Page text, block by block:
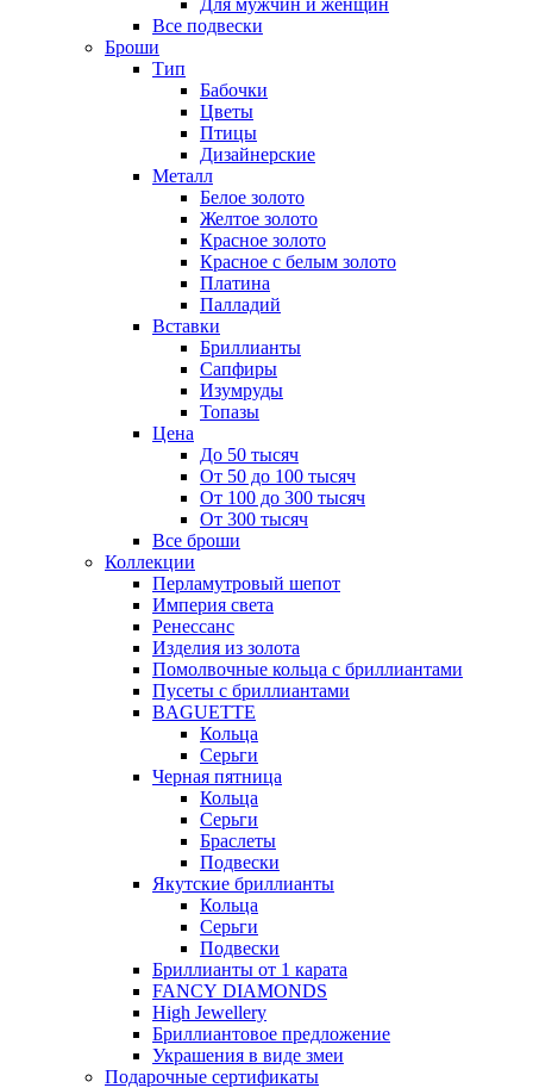
Для мужчин и женщин
Все подвески
Броши
Тип
Бабочки
Цветы
Птицы
Дизайнерские
Металл
Белое золото
Желтое золото
Красное золото
Красное с белым золото
Платина
Палладий
Вставки
Бриллианты
Сапфиры
Изумруды
Топазы
Цена
До 50 тысяч
От 50 до 100 тысяч
От 100 до 300 тысяч
От 300 тысяч
Все броши
Коллекции
Перламутровый шепот
Империя света
Ренессанс
Изделия из золота
Помолвочные кольца с бриллиантами
Пусеты с бриллиантами
BAGUETTE
Кольца
Серьги
Черная пятница
Кольца
Серьги
Браслеты
Подвески
Якутские бриллианты
Кольца
Серьги
Подвески
Бриллианты от 1 карата
FANCY DIAMONDS
High Jewellery
Бриллиантовое предложение
Украшения в виде змеи
Подарочные сертификаты